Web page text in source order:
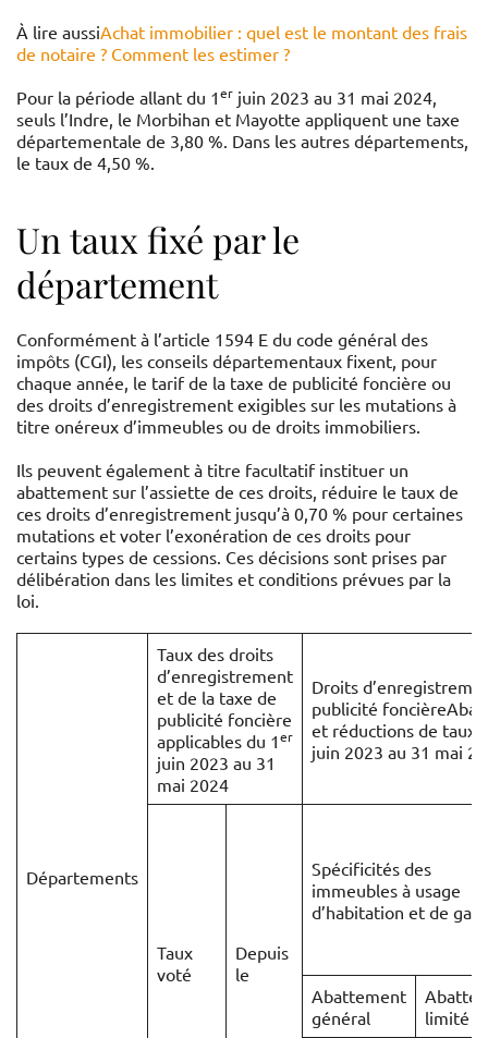
À lire aussiAchat immobilier : quel est le montant des frais
de notaire ? Comment les estimer ?
Pour la période allant du 1er juin 2023 au 31 mai 2024,
seuls l’Indre, le Morbihan et Mayotte appliquent une taxe
départementale de 3,80 %. Dans les autres départements,
le taux de 4,50 %.
Un taux fixé par le
département
Conformément à l’article 1594 E du code général des
impôts (CGI), les conseils départementaux fixent, pour
chaque année, le tarif de la taxe de publicité foncière ou
des droits d’enregistrement exigibles sur les mutations à
titre onéreux d’immeubles ou de droits immobiliers.
Ils peuvent également à titre facultatif instituer un
abattement sur l’assiette de ces droits, réduire le taux de
ces droits d’enregistrement jusqu’à 0,70 % pour certaines
mutations et voter l’exonération de ces droits pour
certains types de cessions. Ces décisions sont prises par
délibération dans les limites et conditions prévues par la
loi.
Départements
Taux des droits
d’enregistrement
et de la taxe de
publicité foncière
applicables du 1er
juin 2023 au 31
mai 2024
Droits
publicité
et réductions de taux
juin 2023 au 31 mai
Taux
voté
Depuis
le
Spécificités des
immeubles à usage
d’habitation et de
Abattement
général
limité